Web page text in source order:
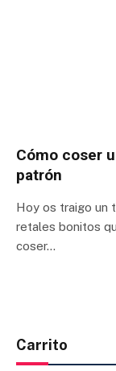
Cómo coser
patrón
Hoy os traigo un
retales bonitos
coser…
Carrito